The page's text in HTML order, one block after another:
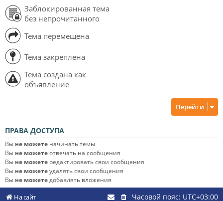
Заблокированная тема
без непрочитанного
Тема перемещена
Тема закреплена
Тема создана как
объявление
Перейти
ПРАВА ДОСТУПА
Вы не можете начинать темы
Вы не можетеотвечать на сообщения
Вы не можете редактировать свои сообщения
Вы не можетеудалять свои сообщения
Вы не можетедобавлять вложения
На сайт Часовой пояс: UTC+03:00